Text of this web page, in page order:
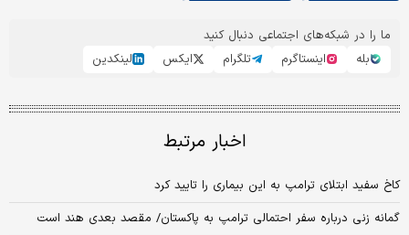
ما را در شبکه‌های اجتماعی دنبال کنید
بله
اینستاگرم تلگرام ایکس لینکدین
اخبار مرتبط
کاخ سفید ابتلای ترامپ به این بیماری را تایید کرد
گمانه زنی درباره سفر احتمالی ترامپ به پاکستان/ مقصد بعدی هند است